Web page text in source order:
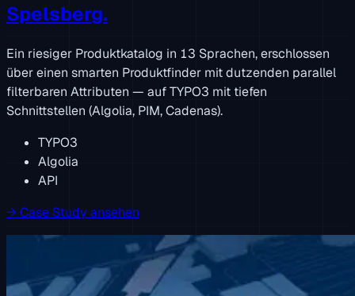
Spelsberg.
Ein riesiger Produktkatalog in 13 Sprachen, erschlossen
über einen smarten Produktfinder mit dutzenden parallel
filterbaren Attributen — auf TYPO3 mit tiefen
Schnittstellen (Algolia, PIM, Cadenas).
TYPO3
Algolia
API
→ Case Study ansehen